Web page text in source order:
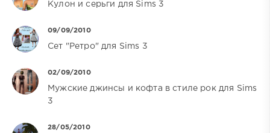
Кулон и серьги для Sims 3
09/09/2010
Сет "Ретро" для Sims 3
02/09/2010
Мужские джинсы и кофта в стиле рок для Sims
3
28/05/2010